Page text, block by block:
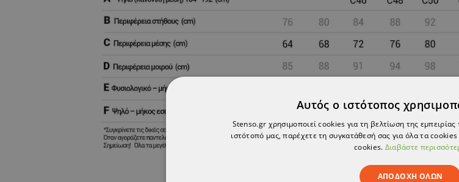
Αυτός ο ιστότοπος
Stenso.gr χρησιμοποιεί cookies για τη βελτίωση της
ιστότοπό μας, παρέχετε τη συγκατάθεσή σας για όλα τα
cookies. Διαβάστε
ΑΠΟΔΟΧΉ ΌΛΩΝ